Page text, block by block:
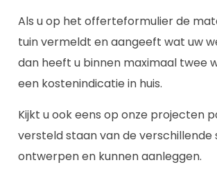
Als u op het offerteformulier de
tuin vermeldt en aangeeft wat uw
dan heeft u binnen maximaal twee
een kostenindicatie in huis.
Kijkt u ook eens op onze projecten
versteld staan van de verschillende
ontwerpen en kunnen aanleggen.